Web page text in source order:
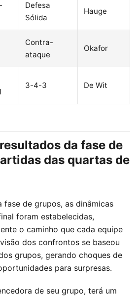
Defesa
Sólida
Hauge
Contra-
ataque
Okafor
3-4-3 De Wit
da fase de
das quartas de
fase de grupos, as dinâmicas
foram estabelecidas,
o caminho que cada equipe
dos confrontos se baseou
grupos, gerando choques de
para surpresas.
de seu grupo, terá um